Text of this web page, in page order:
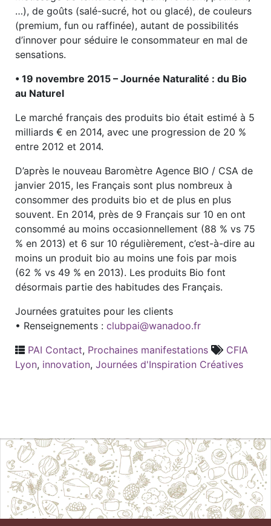
…), de goûts (salé-sucré, hot ou glacé), de couleurs
(premium, fun ou raffinée), autant de possibilités
d’innover pour séduire le consommateur en mal de
sensations.
• 19 novembre 2015 – Journée Naturalité : du Bio
au Naturel
Le marché français des produits bio était estimé à 5
milliards € en 2014, avec une progression de 20 %
entre 2012 et 2014.
D’après le nouveau Baromètre Agence BIO / CSA de
janvier 2015, les Français sont plus nombreux à
consommer des produits bio et de plus en plus
souvent. En 2014, près de 9 Français sur 10 en ont
consommé au moins occasionnellement (88 % vs 75
% en 2013) et 6 sur 10 régulièrement, c’est-à-dire au
moins un produit bio au moins une fois par mois
(62 % vs 49 % en 2013). Les produits Bio font
désormais partie des habitudes des Français.
Journées gratuites pour les clients
• Renseignements : clubpai@wanadoo.fr
PAI Contact, Prochaines manifestations
CFIA
Lyon, innovation, Journées d'Inspiration Créatives